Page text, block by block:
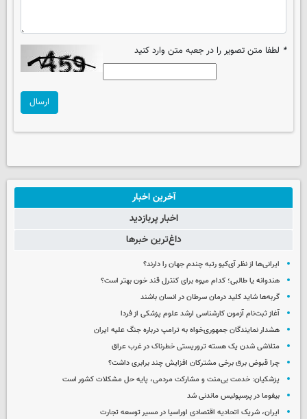
* لطفا متن تصویر را در جعبه متن وارد کنید
ارسال
آخرین اخبار
اخبار پربازدید
داغ‌ترین خبرها
ایرانی‌ها از نظر آی‌کیو رتبه چندم جهان را دارند؟
هندوانه یا طالبی؛ کدام‌ میوه برای کنترل قند خون بهتر است؟
گربه‌ها شاید کلید درمان سرطان در انسان باشند
آغاز ثبت‌نام‌ آزمون کارشناسی ارشد علوم پزشکی از فردا
هشدار نمایندگان جمهوری‌خواه به ترامپ درباره جنگ علیه ایران
متلاشی شدن یک هسته تروریستی خطرناک در غرب عراق
چرا قبوض برق برخی مشترکان افزایش چند برابری داشت؟
پزشکیان: خدمت بی‌منت و مشارکت مردمی، پایه حل مشکلات کشور است
بیفوما در پرسپولیس ماندنی شد
ایران، شریک اتحادیه اقتصادی اوراسیا در مسیر توسعه تجارت